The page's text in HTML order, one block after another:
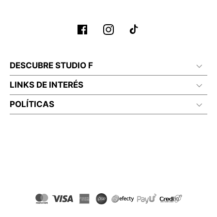
DESCUBRE STUDIO F
LINKS DE INTERÉS
POLÍTICAS